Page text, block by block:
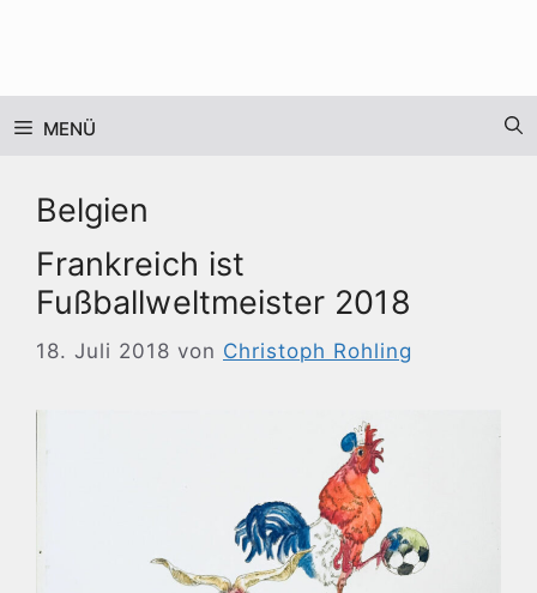
MENÜ
Belgien
Frankreich ist
Fußballweltmeister 2018
18. Juli 2018 von Christoph Rohling